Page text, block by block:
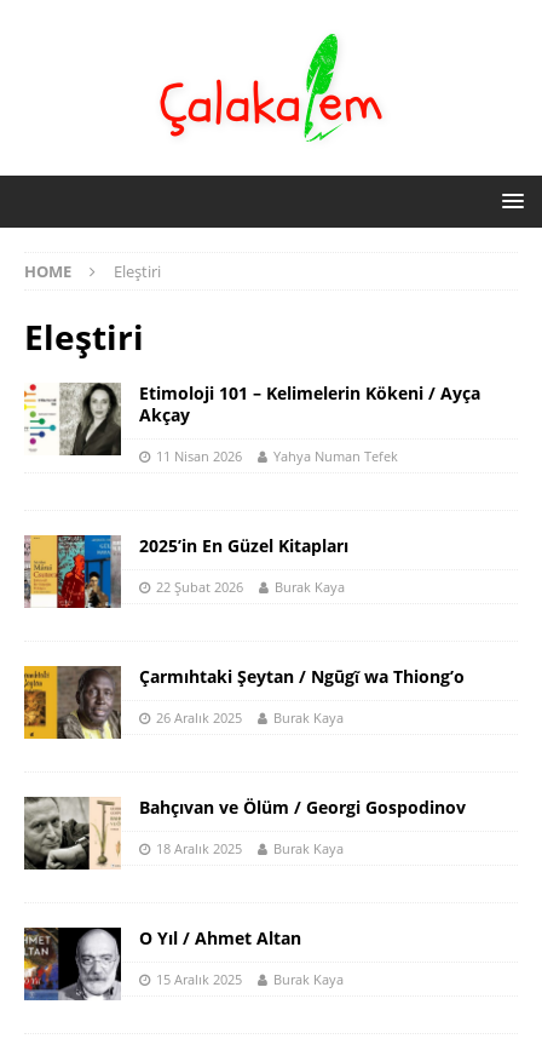
HOME Eleştiri
Eleştiri
Etimoloji 101 – Kelimelerin Kökeni / Ayça
Akçay
11 Nisan 2026 Yahya Numan Tefek
2025’in En Güzel Kitapları
22 Şubat 2026 Burak Kaya
Çarmıhtaki Şeytan / Ngūgῖ wa Thiong’o
26 Aralık 2025 Burak Kaya
Bahçıvan ve Ölüm / Georgi Gospodinov
18 Aralık 2025 Burak Kaya
O Yıl / Ahmet Altan
15 Aralık 2025 Burak Kaya